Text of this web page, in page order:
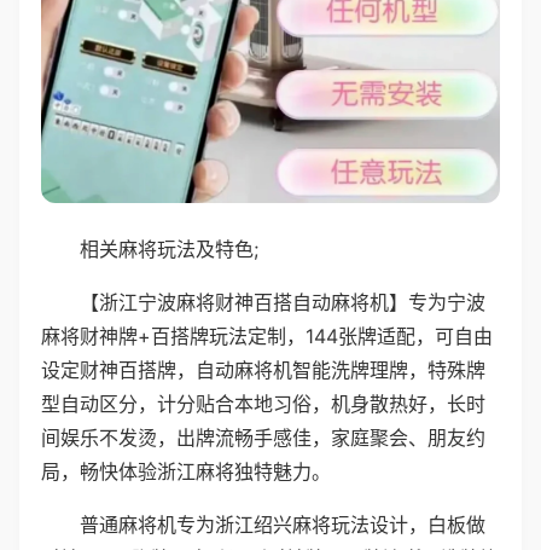
相关麻将玩法及特色;
【浙江宁波麻将财神百搭自动麻将机】专为宁波
麻将财神牌+百搭牌玩法定制，144张牌适配，可自由
设定财神百搭牌，自动麻将机智能洗牌理牌，特殊牌
型自动区分，计分贴合本地习俗，机身散热好，长时
间娱乐不发烫，出牌流畅手感佳，家庭聚会、朋友约
局，畅快体验浙江麻将独特魅力。
普通麻将机专为浙江绍兴麻将玩法设计，白板做